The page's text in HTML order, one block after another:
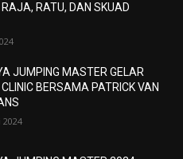
RATU, DAN SKUAD
JUMPING MASTER GELAR
BERSAMA PATRICK VAN